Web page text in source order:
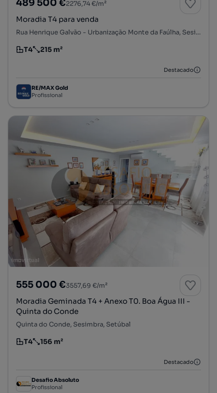
489 500 €2276,74 €/m²
Moradia T4 para venda
Rua Henrique Galvão - Urbanização Monte da Faúlha, Sesimbra (Castelo), Sesimbra, Setúbal
Tipologia
T4
Preço por metro quadrado
215 m²
Destacado
RE/MAX Gold
Profissional
555 000 €3557,69 €/m²
Moradia Geminada T4 + Anexo T0. Boa Água III -
Quinta do Conde
Quinta do Conde, Sesimbra, Setúbal
Tipologia
T4
Preço por metro quadrado
156 m²
Destacado
Desafio Absoluto
Profissional